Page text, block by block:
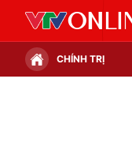
CHÍNH TRỊ